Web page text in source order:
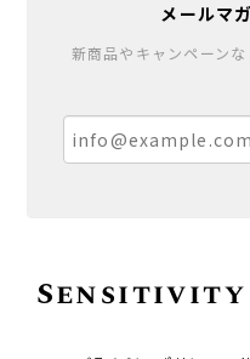
メールマ
新商品やキャンペーン
Sensitivity